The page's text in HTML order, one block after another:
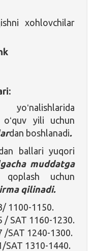
xohlovchilar
yili uchun
dan boshlanadi.
ballari yuqori
muddatga
qoplash uchun
qilinadi.
1100-1150.
/ SAT 1160-1230.
/SAT 1240-1300.
SAT 1310-1440.